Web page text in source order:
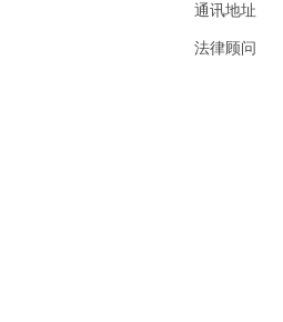
通讯地址
法律顾问